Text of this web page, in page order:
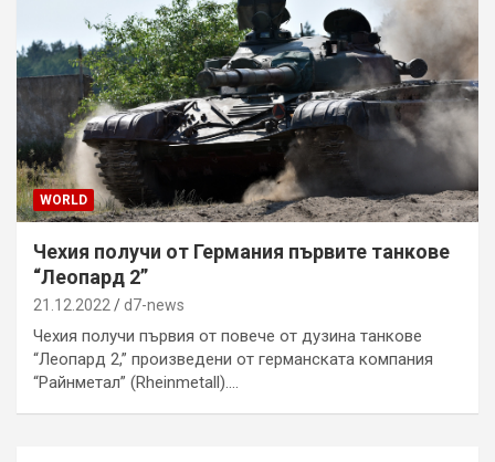
WORLD
Чехия получи от Германия първите танкове
“Леопард 2”
21.12.2022 d7-news
Чехия получи първия от повече от дузина танкове
“Леопард 2,” произведени от германската компания
“Райнметал” (Rheinmetall).…